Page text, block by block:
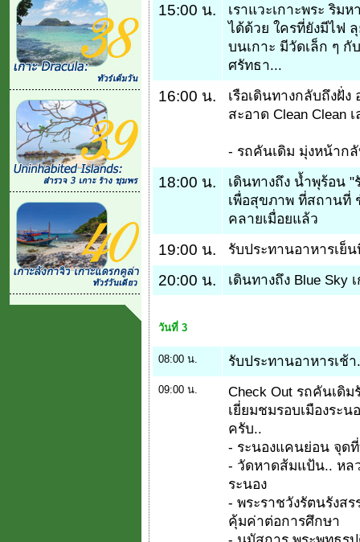
15:00 น.
เราแวะเกาะพระ ริม
ได้ด้วย ใครที่ยังมีไฟ
บนเกาะ มีวัดเล็ก ๆ
ศรัทธา...
16:00 น.
เรือเดินทางกลับถึงฝั่
สะอาด Clean Clean
- รถคันเดิม มุ่งหน้ากลั
18:00 น.
เดินทางถึง น้ำพุร้อน
เพื่อสุขภาพ ที่สถานที่
คลายเมื่อยแล้ว
19:00 น. รับประทานอาหารเย็
20:00 น. เดินทางถึง Blue Sky
วันที่ 3
08:00 น. รับประทานอาหารเช้
09:00 น.
Check Out รถคันเดิ
เยี่ยมชมรอบเมืองระ
ครับ..
- ระนองแคนย่อน จุด
- วัดหาดส้มแป้น.. หล
ระนอง
- พระราชวังรัตนรังส
คุ้มค่าต่อการศึกษา